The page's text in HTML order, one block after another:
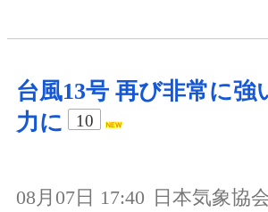
台風13号 再び非常に強
力に
10
08月07日 17:40 日本気象協